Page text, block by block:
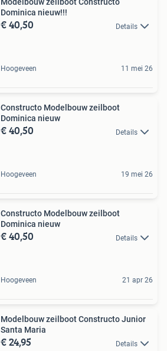
Modelbouw zeilboot Constructo
Dominica nieuw!!!
€ 40,50 Details
Hoogeveen 11 mei 26
Constructo Modelbouw zeilboot
Dominica nieuw
€ 40,50 Details
Hoogeveen 19 mei 26
Constructo Modelbouw zeilboot
Dominica nieuw
€ 40,50 Details
Hoogeveen 21 apr 26
Modelbouw zeilboot Constructo Junior
Santa Maria
€ 24,95 Details